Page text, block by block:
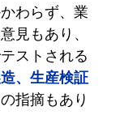
わらず、業
見もあり、
ストされる
、生産検証
指摘もあり